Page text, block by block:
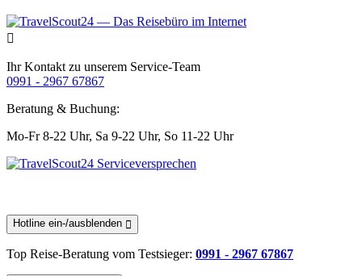
Ihr Kontakt zu unserem Service-Team
0991 - 2967 67867
Beratung & Buchung:
Mo-Fr 8-22 Uhr, Sa 9-22 Uhr, So 11-22 Uhr
Hotline ein-/ausblenden
Top Reise-Beratung vom Testsieger: 0991 - 2967 67867